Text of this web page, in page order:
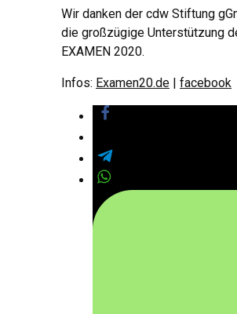
Wir danken der cdw Stiftung
die großzügige Unterstützung
EXAMEN 2020.
Infos: Examen20.de | facebook